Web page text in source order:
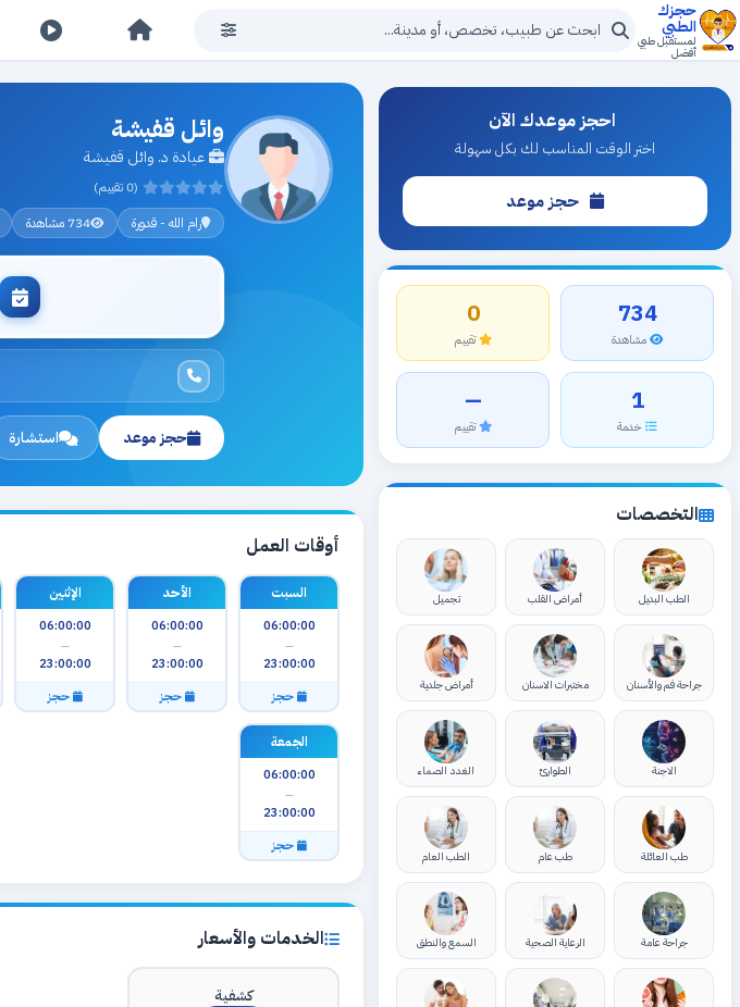
حجزك
الطبي
لمستقبل طبي
أفضل
احجز موعدك الآن
اختر الوقت المناسب لك بكل سهولة
حجز موعد
734
مشاهدة
0
تقييم
1
خدمة
—
تقييم
التخصصات
الطب البديل أمراض القلب تجميل
جراحة فم والأسنان مختبرات الاسنان أمراض جلدية
الاجنة الطوارئ الغدد الصماء
طب العائلة طب عام الطب العام
جراحة عامة الرعاية الصحية السمع والنطق
وائل قفيشة
عيادة د. وائل قفيشة
(0 تقييم)
رام الله - قدورة
734 مشاهدة
حجز موعد استشارة
أوقات العمل
السبت
06:00:00
—
23:00:00
حجز
الأحد
06:00:00
—
23:00:00
حجز
الإثنين
06:00:00
—
23:00:00
حجز
الجمعة
06:00:00
—
23:00:00
حجز
الخدمات والأسعار
كشفية